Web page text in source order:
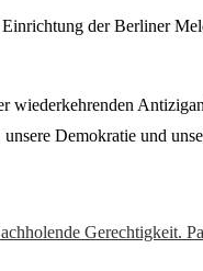
der Berliner
wiederkehrenden
Demokratie und
Gerechtigkeit.